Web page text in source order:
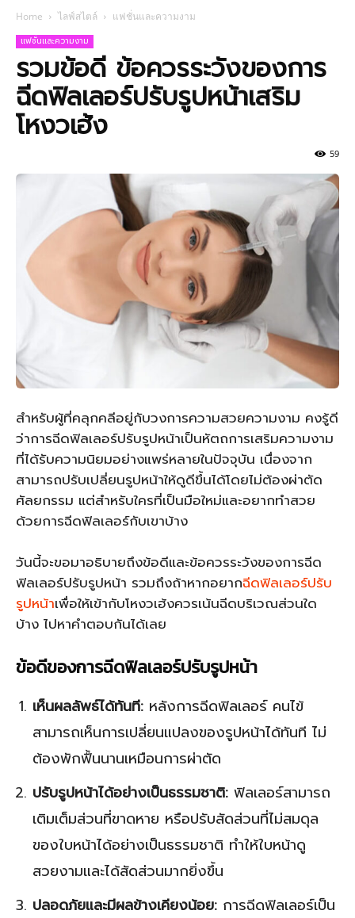
Home ไลฟ์สไตล์ แฟชั่นและความงาม
แฟชั่นและความงาม
รวมข้อดี ข้อควรระวังของการ
ฉีดฟิลเลอร์ปรับรูปหน้าเสริม
โหงวเฮ้ง
59
สำหรับผู้ที่คลุกคลีอยู่กับวงการความสวยความงาม คงรู้ดี
ว่าการฉีดฟิลเลอร์ปรับรูปหน้าเป็นหัตถการเสริมความงาม
ที่ได้รับความนิยมอย่างแพร่หลายในปัจจุบัน เนื่องจาก
สามารถปรับเปลี่ยนรูปหน้าให้ดูดีขึ้นได้โดยไม่ต้องผ่าตัด
ศัลยกรรม แต่สำหรับใครที่เป็นมือใหม่และอยากทำสวย
ด้วยการฉีดฟิลเลอร์กับเขาบ้าง
วันนี้จะขอมาอธิบายถึงข้อดีและข้อควรระวังของการฉีด
ฟิลเลอร์ปรับรูปหน้า รวมถึงถ้าหากอยากฉีดฟิลเลอร์ปรับ
รูปหน้าเพื่อให้เข้ากับโหงวเฮ้งควรเน้นฉีดบริเวณส่วนใด
บ้าง ไปหาคำตอบกันได้เลย
ข้อดีของการฉีดฟิลเลอร์ปรับรูปหน้า
เห็นผลลัพธ์ได้ทันที: หลังการฉีดฟิลเลอร์ คนไข้
สามารถเห็นการเปลี่ยนแปลงของรูปหน้าได้ทันที ไม่
ต้องพักฟื้นนานเหมือนการผ่าตัด
ปรับรูปหน้าได้อย่างเป็นธรรมชาติ: ฟิลเลอร์สามารถ
เติมเต็มส่วนที่ขาดหาย หรือปรับสัดส่วนที่ไม่สมดุล
ของใบหน้าได้อย่างเป็นธรรมชาติ ทำให้ใบหน้าดู
สวยงามและได้สัดส่วนมากยิ่งขึ้น
ปลอดภัยและมีผลข้างเคียงน้อย: การฉีดฟิลเลอร์เป็น